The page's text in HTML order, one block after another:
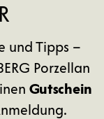
und Tipps –
Porzellan
Gutschein